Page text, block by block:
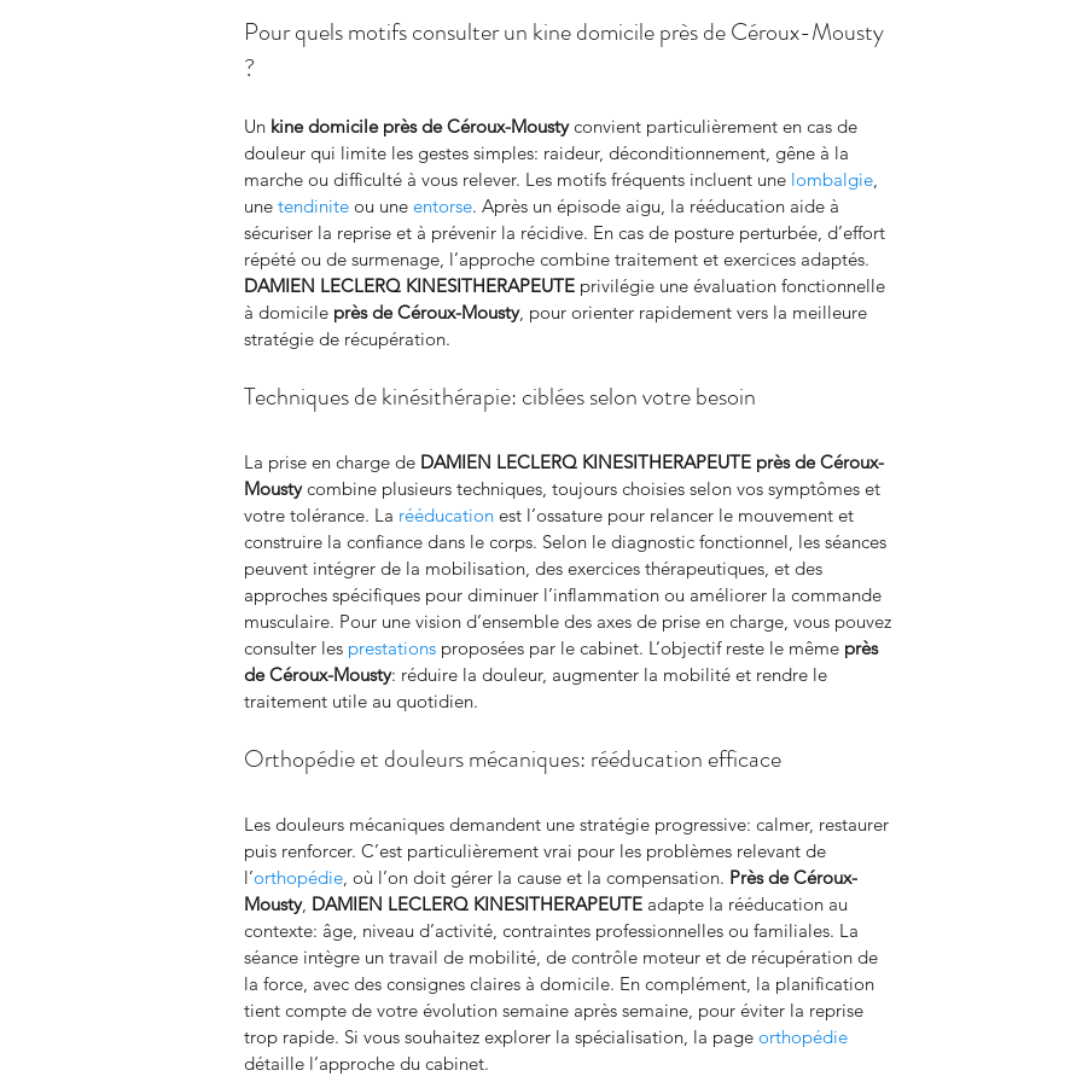
Pour quels motifs consulter un kine domicile près de Céroux-Mousty
?
Un kine domicile près de Céroux-Mousty convient particulièrement en cas de
douleur qui limite les gestes simples: raideur, déconditionnement, gêne à la
marche ou difficulté à vous relever. Les motifs fréquents incluent une lombalgie,
une tendinite ou une entorse. Après un épisode aigu, la rééducation aide à
sécuriser la reprise et à prévenir la récidive. En cas de posture perturbée, d’effort
répété ou de surmenage, l’approche combine traitement et exercices adaptés.
DAMIEN LECLERQ KINESITHERAPEUTE privilégie une évaluation fonctionnelle
à domicile près de Céroux-Mousty, pour orienter rapidement vers la meilleure
stratégie de récupération.
Techniques de kinésithérapie: ciblées selon votre besoin
La prise en charge de DAMIEN LECLERQ KINESITHERAPEUTE près de Céroux-
Mousty combine plusieurs techniques, toujours choisies selon vos symptômes et
votre tolérance. La rééducation est l’ossature pour relancer le mouvement et
construire la confiance dans le corps. Selon le diagnostic fonctionnel, les séances
peuvent intégrer de la mobilisation, des exercices thérapeutiques, et des
approches spécifiques pour diminuer l’inflammation ou améliorer la commande
musculaire. Pour une vision d’ensemble des axes de prise en charge, vous pouvez
consulter les prestations proposées par le cabinet. L’objectif reste le même près
de Céroux-Mousty: réduire la douleur, augmenter la mobilité et rendre le
traitement utile au quotidien.
Orthopédie et douleurs mécaniques: rééducation efficace
Les douleurs mécaniques demandent une stratégie progressive: calmer, restaurer
puis renforcer. C’est particulièrement vrai pour les problèmes relevant de
l’orthopédie, où l’on doit gérer la cause et la compensation. Près de Céroux-
Mousty, DAMIEN LECLERQ KINESITHERAPEUTE adapte la rééducation au
contexte: âge, niveau d’activité, contraintes professionnelles ou familiales. La
séance intègre un travail de mobilité, de contrôle moteur et de récupération de
la force, avec des consignes claires à domicile. En complément, la planification
tient compte de votre évolution semaine après semaine, pour éviter la reprise
trop rapide. Si vous souhaitez explorer la spécialisation, la page orthopédie
détaille l’approche du cabinet.